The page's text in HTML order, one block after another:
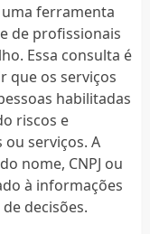
uma ferramenta
de profissionais
Essa consulta é
que os serviços
habilitadas
riscos e
serviços. A
nome, CNPJ ou
à informações
decisões.